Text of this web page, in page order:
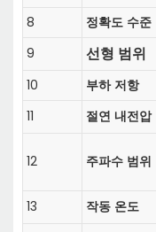
8 정확도 수준
9
선형 범위
10 부하 저항
11
절연 내전압
12 주파수 범위
13 작동 온도